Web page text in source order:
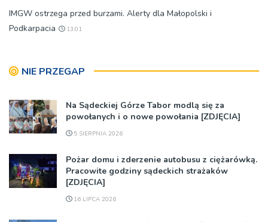
IMGW ostrzega przed burzami. Alerty dla Małopolski i
Podkarpacia
13:01
NIE PRZEGAP
Na Sądeckiej Górze Tabor modlą się za
powołanych i o nowe powołania [ZDJĘCIA]
5 SIERPNIA 2026
Pożar domu i zderzenie autobusu z ciężarówką.
Pracowite godziny sądeckich strażaków
[ZDJĘCIA]
16 LIPCA 2026